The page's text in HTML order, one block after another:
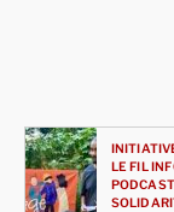
LE FIL
PODCAST